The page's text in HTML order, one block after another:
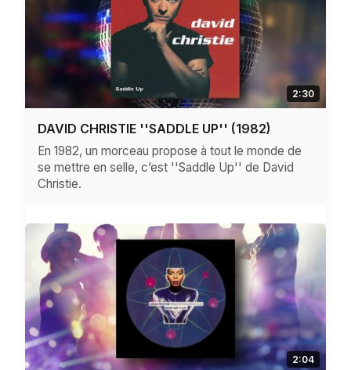
2:30
DAVID CHRISTIE ''SADDLE UP'' (1982)
En 1982, un morceau propose à tout le monde de
se mettre en selle, c’est ''Saddle Up'' de David
Christie.
2:04